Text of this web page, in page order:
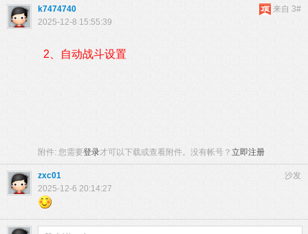
来自 3#
k7474740
2025-12-8 15:55:39
2、自动战斗设置
附件: 您需要登录才可以下载或查看附件。没有帐号？ 立即注册
沙发
zxc01
2025-12-6 20:14:27